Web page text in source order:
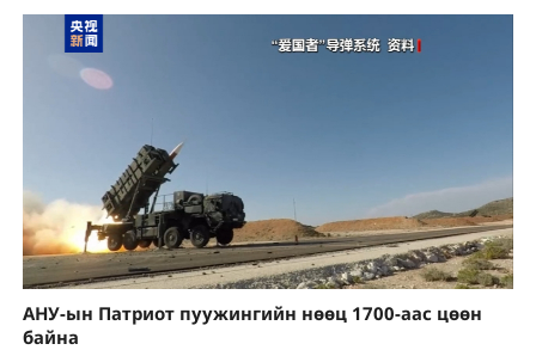
АНУ-ын Патриот пуужингийн нөөц 1700-аас цөөн
байна